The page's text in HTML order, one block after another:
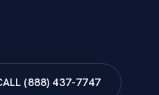
(888) 437-7747